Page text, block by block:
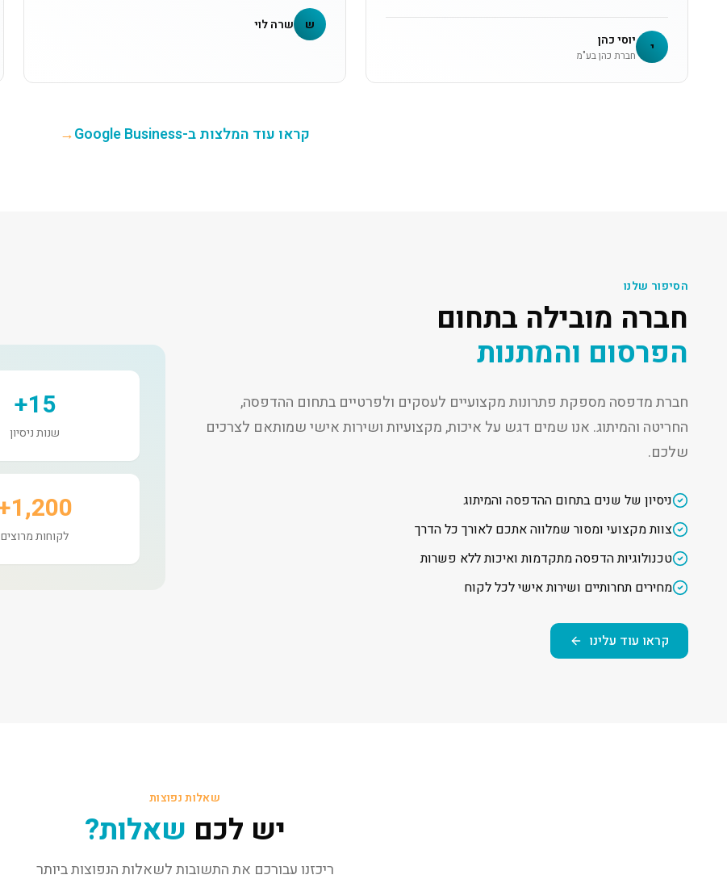
י יוסי כהן
חברת כהן בע"מ
ש שרה לוי
קראו עוד המלצות ב-Google Business →
הסיפור שלנו
חברה מובילה בתחום
הפרסום והמתנות
חברת מדפסה מספקת פתרונות מקצועיים לעסקים ולפרטיים בתחום ההדפסה,
החריטה והמיתוג. אנו שמים דגש על איכות, מקצועיות ושירות אישי שמותאם לצרכים
שלכם.
ניסיון של שנים בתחום ההדפסה והמיתוג
צוות מקצועי ומסור שמלווה אתכם לאורך כל הדרך
טכנולוגיות הדפסה מתקדמות ואיכות ללא פשרות
מחירים תחרותיים ושירות אישי לכל לקוח
קראו עוד עלינו
15+
שנות ניסיון
1,200+
לקוחות מרוצים
שאלות נפוצות
יש לכם שאלות?
ריכזנו עבורכם את התשובות לשאלות הנפוצות ביותר